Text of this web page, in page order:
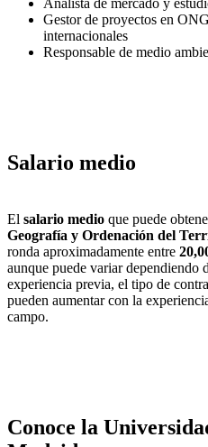
Analista de mercado y
Gestor de proyectos en
internacionales
Responsable de medio
Salario medio
El salario medio que puede
Geografía y Ordenación del
ronda aproximadamente entre
aunque puede variar dependiendo
experiencia previa, el tipo de
pueden aumentar con la
campo.
Conoce la